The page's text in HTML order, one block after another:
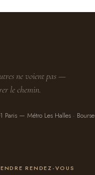
ne voient pas —
le chemin.
Paris — Métro Les Halles · Bourse
RENDEZ-VOUS